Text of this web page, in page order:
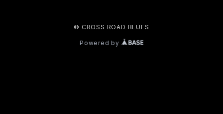
© CROSS ROAD BLUES
Powered by